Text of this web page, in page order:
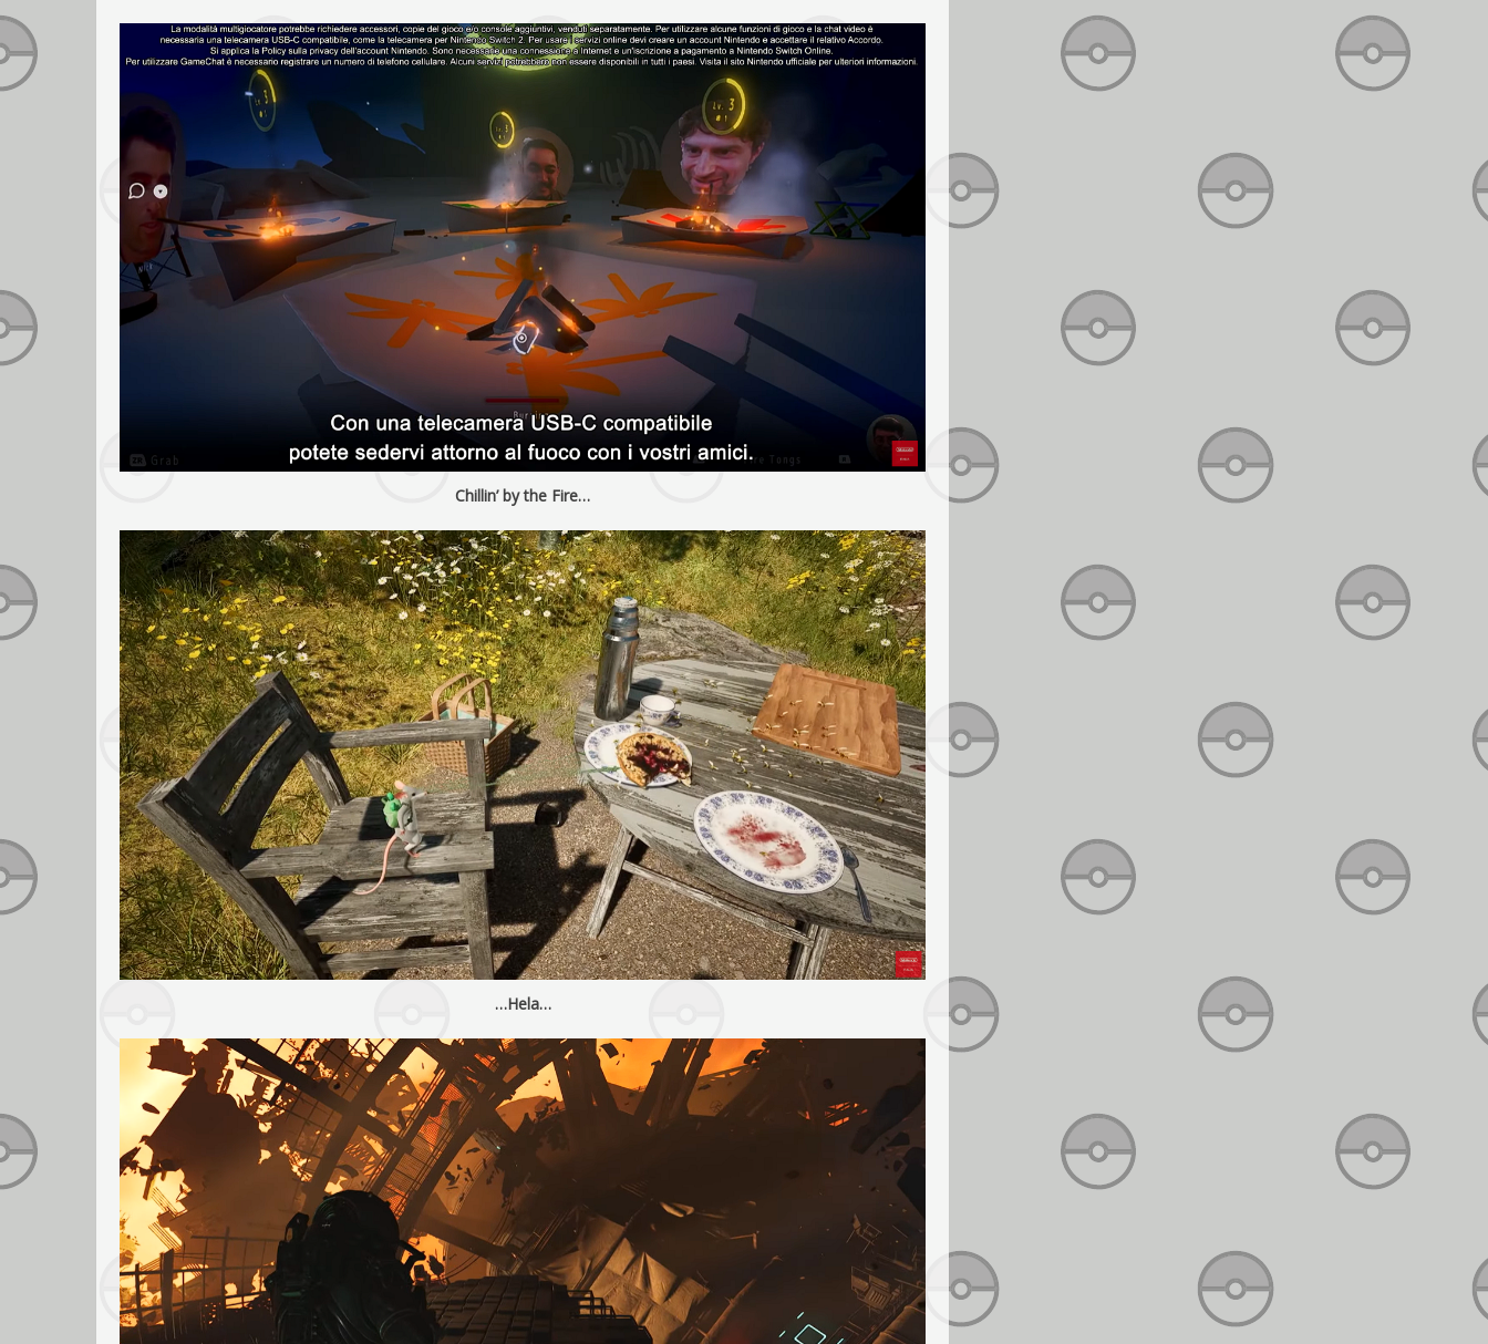
Chillin’ by the Fire…
…Hela…